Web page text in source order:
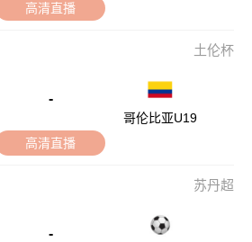
高清直播
土伦杯
-
哥伦比亚U19
高清直播
苏丹超
-